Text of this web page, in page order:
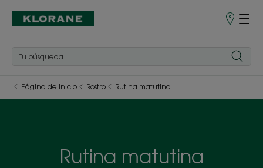
Puntos
Página de inicio Rostro Rutina matutina
Rutina matutina